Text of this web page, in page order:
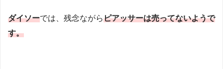
ダイソーでは、残念ながらピアッサーは売ってないようで
す。